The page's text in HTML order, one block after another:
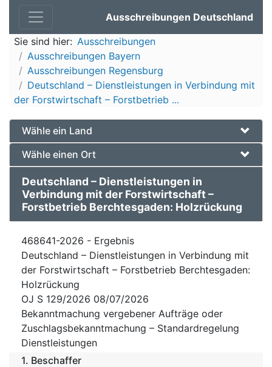
Ausschreibungen Deutschland
Sie sind hier: Ausschreibungen
Ausschreibungen Bayern
Ausschreibungen Regensburg
Deutschland – Dienstleistungen in Verbindung mit
der Forstwirtschaft – Forstbetrieb ...
Wähle ein Land
Wähle einen Ort
Deutschland – Dienstleistungen in
Verbindung mit der Forstwirtschaft –
Forstbetrieb Berchtesgaden: Holzrückung
468641-2026 - Ergebnis
Deutschland – Dienstleistungen in Verbindung mit
der Forstwirtschaft – Forstbetrieb Berchtesgaden:
Holzrückung
OJ S 129/2026 08/07/2026
Bekanntmachung vergebener Aufträge oder
Zuschlagsbekanntmachung – Standardregelung
Dienstleistungen
1. Beschaffer